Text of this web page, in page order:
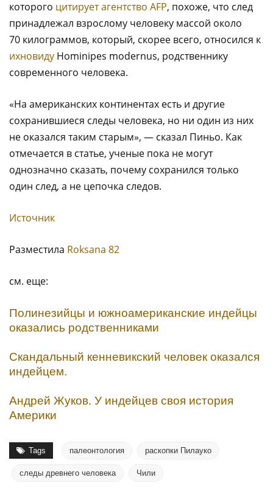
которого цитирует агентство AFP, похоже, что след
принадлежал взрослому человеку массой около
70 килограммов, который, скорее всего, относился к
ихновиду Hominipes modernus, родственнику
современного человека.
«На американских континентах есть и другие
сохранившиеся следы человека, но ни один из них
не оказался таким старым», — сказал Пиньо. Как
отмечается в статье, ученые пока не могут
однозначно сказать, почему сохранился только
один след, а не цепочка следов.
Источник
Разместила Roksana 82
см. еще:
Полинезийцы и южноамериканские индейцы
оказались родственниками
Скандальный кенневикский человек оказался
индейцем.
Андрей Жуков. У индейцев своя история
Америки
Tags палеонтология раскопки Пилауко
следы древнего человека Чили